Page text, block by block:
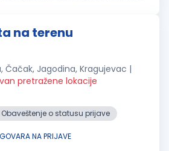
na terenu
Čačak, Jagodina, Kragujevac |
pretražene lokacije
Obaveštenje o statusu prijave
NA PRIJAVE